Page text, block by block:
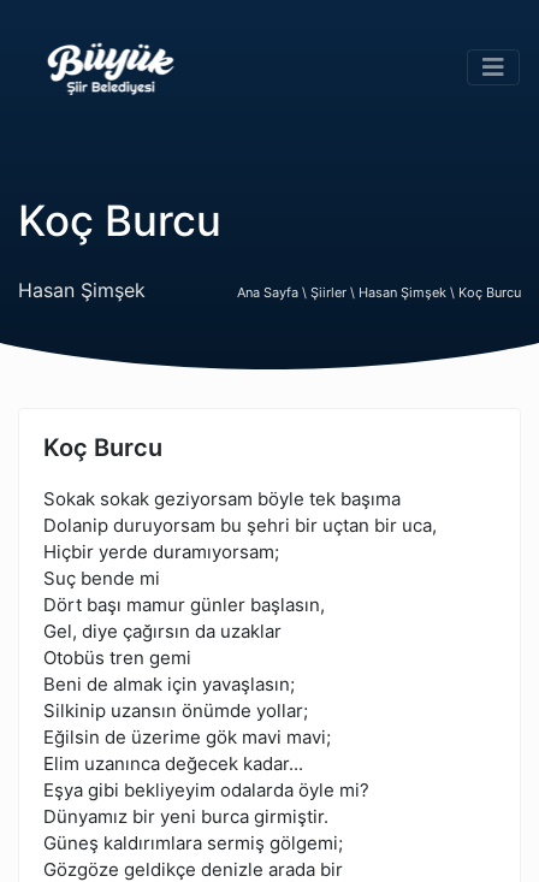
Koç Burcu
Hasan Şimşek Ana Sayfa \ Şiirler \ Hasan Şimşek \ Koç Burcu
Koç Burcu
Sokak sokak geziyorsam böyle tek başıma
Dolanip duruyorsam bu şehri bir uçtan bir uca,
Hiçbir yerde duramıyorsam;
Suç bende mi
Dört başı mamur günler başlasın,
Gel, diye çağırsın da uzaklar
Otobüs tren gemi
Beni de almak için yavaşlasın;
Silkinip uzansın önümde yollar;
Eğilsin de üzerime gök mavi mavi;
Elim uzanınca değecek kadar...
Eşya gibi bekliyeyim odalarda öyle mi?
Dünyamız bir yeni burca girmiştir.
Güneş kaldırımlara sermiş gölgemi;
Gözgöze geldikçe denizle arada bir